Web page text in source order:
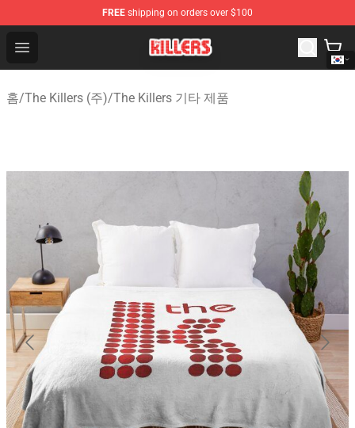
FREE shipping on orders over $100
Open menu
The Killers Shop - Official The Killers Merchandise Store
홈/The Killers (주)/The Killers 기타 제품